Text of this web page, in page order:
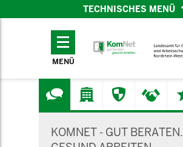
TECHNISCHES MENÜ
TECHNISCHES
MENÜ
KOMNET - GUT BERATEN.